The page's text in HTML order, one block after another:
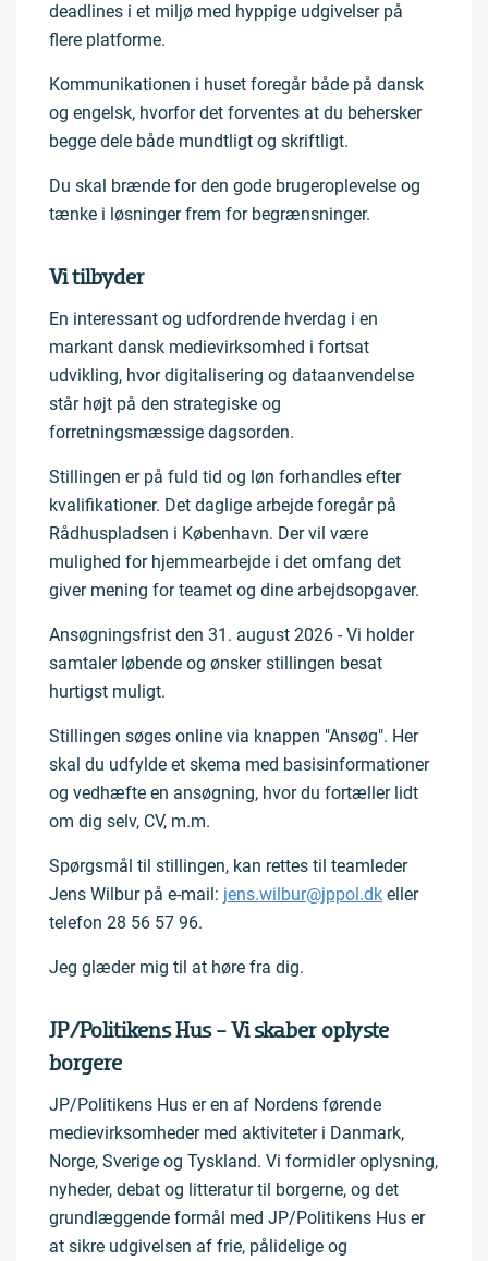
deadlines i et miljø med hyppige udgivelser på
flere platforme.
Kommunikationen i huset foregår både på dansk
og engelsk, hvorfor det forventes at du behersker
begge dele både mundtligt og skriftligt.
Du skal brænde for den gode brugeroplevelse og
tænke i løsninger frem for begrænsninger.
Vi tilbyder
En interessant og udfordrende hverdag i en
markant dansk medievirksomhed i fortsat
udvikling, hvor digitalisering og dataanvendelse
står højt på den strategiske og
forretningsmæssige dagsorden.
Stillingen er på fuld tid og løn forhandles efter
kvalifikationer. Det daglige arbejde foregår på
Rådhuspladsen i København. Der vil være
mulighed for hjemmearbejde i det omfang det
giver mening for teamet og dine arbejdsopgaver.
Ansøgningsfrist den 31. august 2026 - Vi holder
samtaler løbende og ønsker stillingen besat
hurtigst muligt.
Stillingen søges online via knappen "Ansøg". Her
skal du udfylde et skema med basisinformationer
og vedhæfte en ansøgning, hvor du fortæller lidt
om dig selv, CV, m.m.
Spørgsmål til stillingen, kan rettes til teamleder
Jens Wilbur på e-mail: jens.wilbur@jppol.dk eller
telefon 28 56 57 96.
Jeg glæder mig til at høre fra dig.
JP/Politikens Hus - Vi skaber oplyste
borgere
JP/Politikens Hus er en af Nordens førende
medievirksomheder med aktiviteter i Danmark,
Norge, Sverige og Tyskland. Vi formidler oplysning,
nyheder, debat og litteratur til borgerne, og det
grundlæggende formål med JP/Politikens Hus er
at sikre udgivelsen af frie, pålidelige og